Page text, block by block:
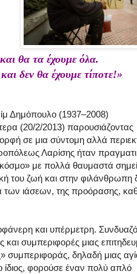
θα τα έχουμε όλα.
δεν θα έχουμε τίποτε!»
Δημόπουλο (1937–2008)
(20/2/2013) παρουσιάζοντας
σε μια σύντομη αλλά
Λαρίσης ήταν
με πολλά θαυμαστά
του ζωή και στην φιλάνθρωπη
των ιάσεων, της προόρασης,
και υπέρμετρη.
και συμπεριφορές μιας
συμπεριφοράς, δηλαδή μιας
ίδιος, φορούσε έναν πολύ απλό